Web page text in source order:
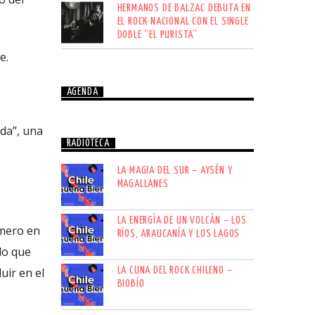
una
en
que
en el
HERMANOS DE BALZAC DEBUTA EN
EL ROCK NACIONAL CON EL SINGLE
DOBLE “EL PURISTA”
AGENDA
RADIOTECA
LA MAGIA DEL SUR – AYSÉN Y
MAGALLANES
LA ENERGÍA DE UN VOLCÁN – LOS
RÍOS, ARAUCANÍA Y LOS LAGOS
LA CUNA DEL ROCK CHILENO –
BIOBÍO